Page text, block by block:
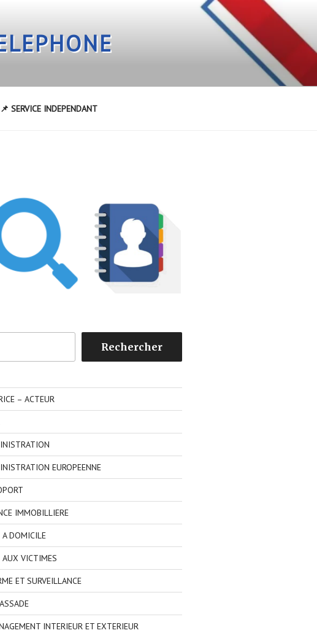
📌 SERVICE INDEPENDANT
Rechercher
– ACTEUR
EUROPEENNE
IMMOBILLIERE
A DOMICILE
AUX VICTIMES
ET SURVEILLANCE
INTERIEUR ET EXTERIEUR